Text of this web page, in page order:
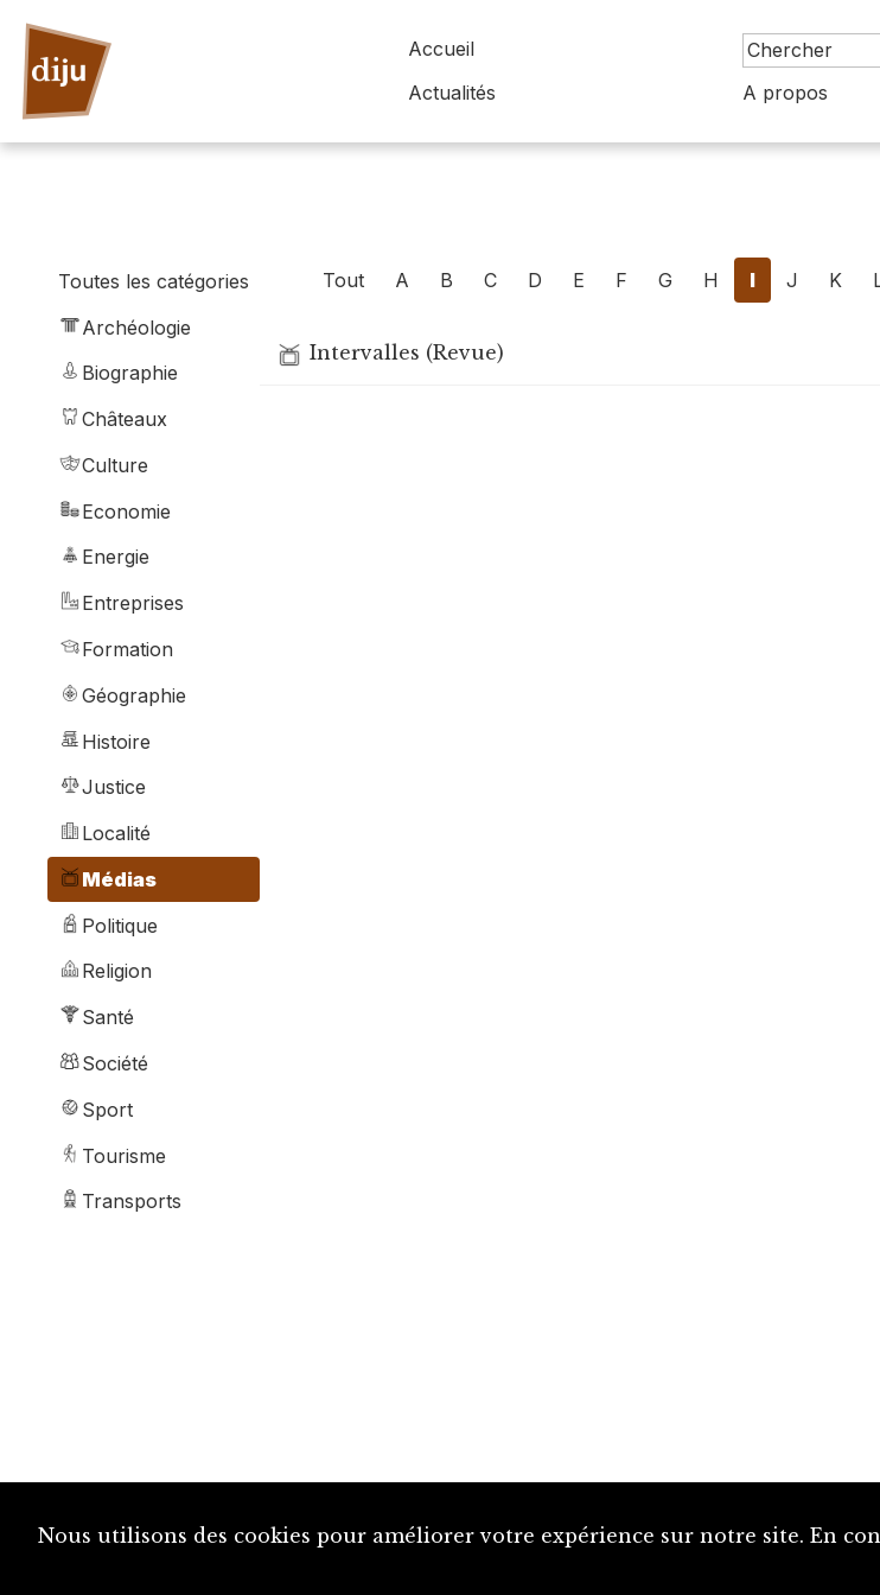
Accueil
Actualités
A propos
Toutes les catégories
Archéologie
Biographie
Châteaux
Culture
Economie
Energie
Entreprises
Formation
Géographie
Histoire
Justice
Localité
Médias
Politique
Religion
Santé
Société
Sport
Tourisme
Transports
Tout A B C D E F G H I J K
Intervalles (Revue)
Nous utilisons des cookies pour améliorer votre expérience sur notre site. En